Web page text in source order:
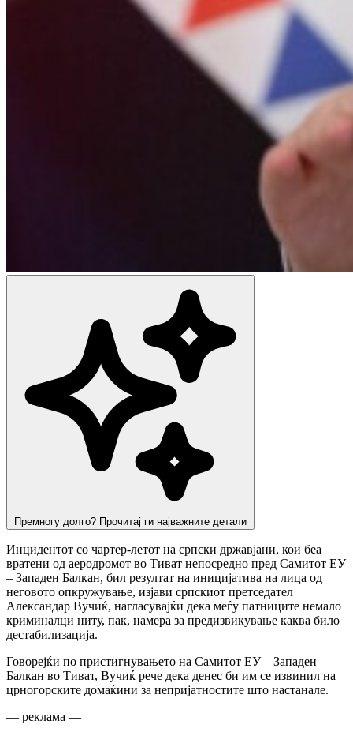
Премногу долго? Прочитај ги најважните детали
Инцидентот со чартер-летот на српски државјани, кои беа
вратени од аеродромот во Тиват непосредно пред Самитот ЕУ
– Западен Балкан, бил резултат на иницијатива на лица од
неговото опкружување, изјави српскиот претседател
Александар Вучиќ, нагласувајќи дека меѓу патниците немало
криминалци ниту, пак, намера за предизвикување каква било
дестабилизација.
Говорејќи по пристигнувањето на Самитот ЕУ – Западен
Балкан во Тиват, Вучиќ рече дека денес би им се извинил на
црногорските домаќини за непријатностите што настанале.
— реклама —